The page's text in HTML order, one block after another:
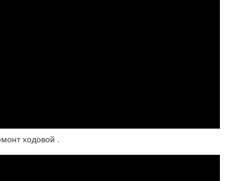
ходовой .